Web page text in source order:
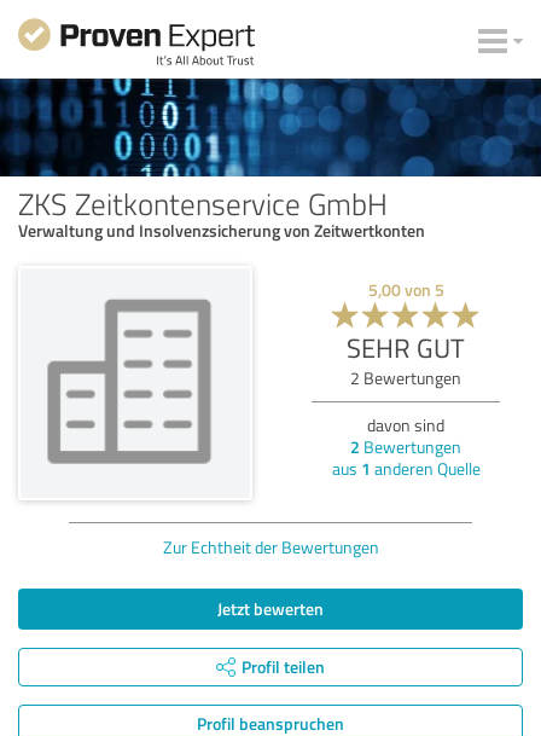
ZKS Zeitkontenservice GmbH
Verwaltung und Insolvenzsicherung von Zeitwertkonten
5,00von 5
SEHR GUT
2 Bewertungen
davon sind
2 Bewertungen
aus 1 anderen Quelle
Zur Echtheit der Bewertungen
Jetzt bewerten
Profil teilen
Profil beanspruchen